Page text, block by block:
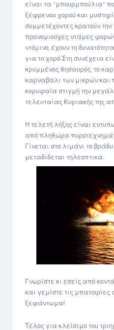
είναι τα “μπουρμπούλια”
ξέφρενου χορού και
συμμετέχοντες κρατούν την
προνομιούχες ντάμες
ντόμινο, έχουν τη
για το χορό Στη συνέχεια
κρυμμένος θησαυρός, το
καρναβάλι των μικρών
κορυφαία στιγμή την
τελευταίας Κυριακής της
Η τελετή λήξης είναι
από πληθώρα
Γίνεται στο λιμάνι το
μεταδίδεται τηλεοπτικά.
Γνωρίστε κι εσείς από
και γεμίστε τις
ξεφάντωμα!
Τέλος για κλείσιμο του